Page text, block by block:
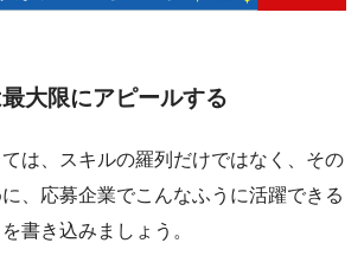
大限にアピールする
は、スキルの羅列だけではなく、その
、応募企業でこんなふうに活躍できる
書き込みましょう。